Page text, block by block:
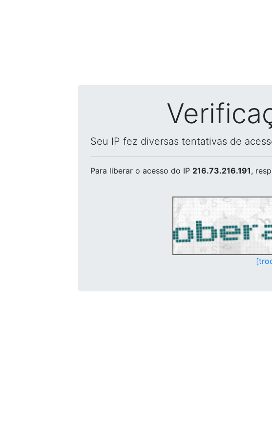
Seu IP fez diversas tentativas de
Para liberar o acesso do IP 216.73.216.191,